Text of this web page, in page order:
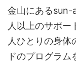
金山にあるsun-
人以上のサポー
人ひとりの身体
ドのプログラ